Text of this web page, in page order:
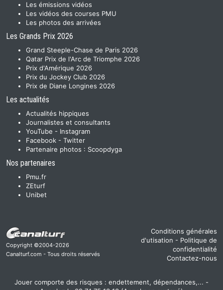
Les émissions vidéos
Les vidéos des courses PMU
Les photos des arrivées
Les Grands Prix 2026
Grand Steeple-Chase de Paris 2026
Qatar Prix de l'Arc de Triomphe 2026
Prix d'Amérique 2026
Prix du Jockey Club 2026
Prix de Diane Longines 2026
Les actualités
Actualités hippiques
Journalistes et consultants
YouTube - Instagram
Facebook - Twitter
Partenaire photos : Scoopdyga
Nos partenaires
Pmu.fr
ZEturf
Unibet
Copyright ©2004-2026
Canalturf.com - Tous droits réservés
Conditions générales
d'utisation - Politique de
confidentialité
Contactez-nous
Jouer comporte des risques : endettement, dépendances,... -